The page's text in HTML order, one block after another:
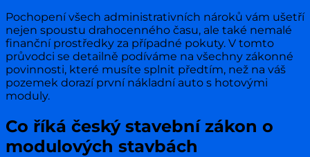
Pochopení všech administrativních nároků vám ušetří
nejen spoustu drahocenného času, ale také nemalé
finanční prostředky za případné pokuty. V tomto
průvodci se detailně podíváme na všechny zákonné
povinnosti, které musíte splnit předtím, než na váš
pozemek dorazí první nákladní auto s hotovými
moduly.
Co říká český stavební zákon o
modulových stavbách